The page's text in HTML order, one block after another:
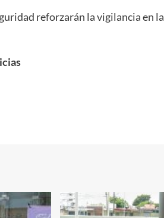
reforzarán la vigilancia en